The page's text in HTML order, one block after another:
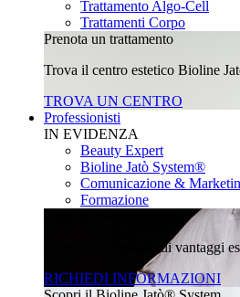
Trattamento Algo-Cell
Trattamenti Corpo
Prenota un trattamento
Trova il centro estetico Bioline
TROVA UN CENTRO
Professionisti
IN EVIDENZA
Beauty Expert
Bioline Jatò System®
Comunicazione &
Formazione
Accedi a un mondo di vantaggi
RICHIEDI INFORMAZIONI